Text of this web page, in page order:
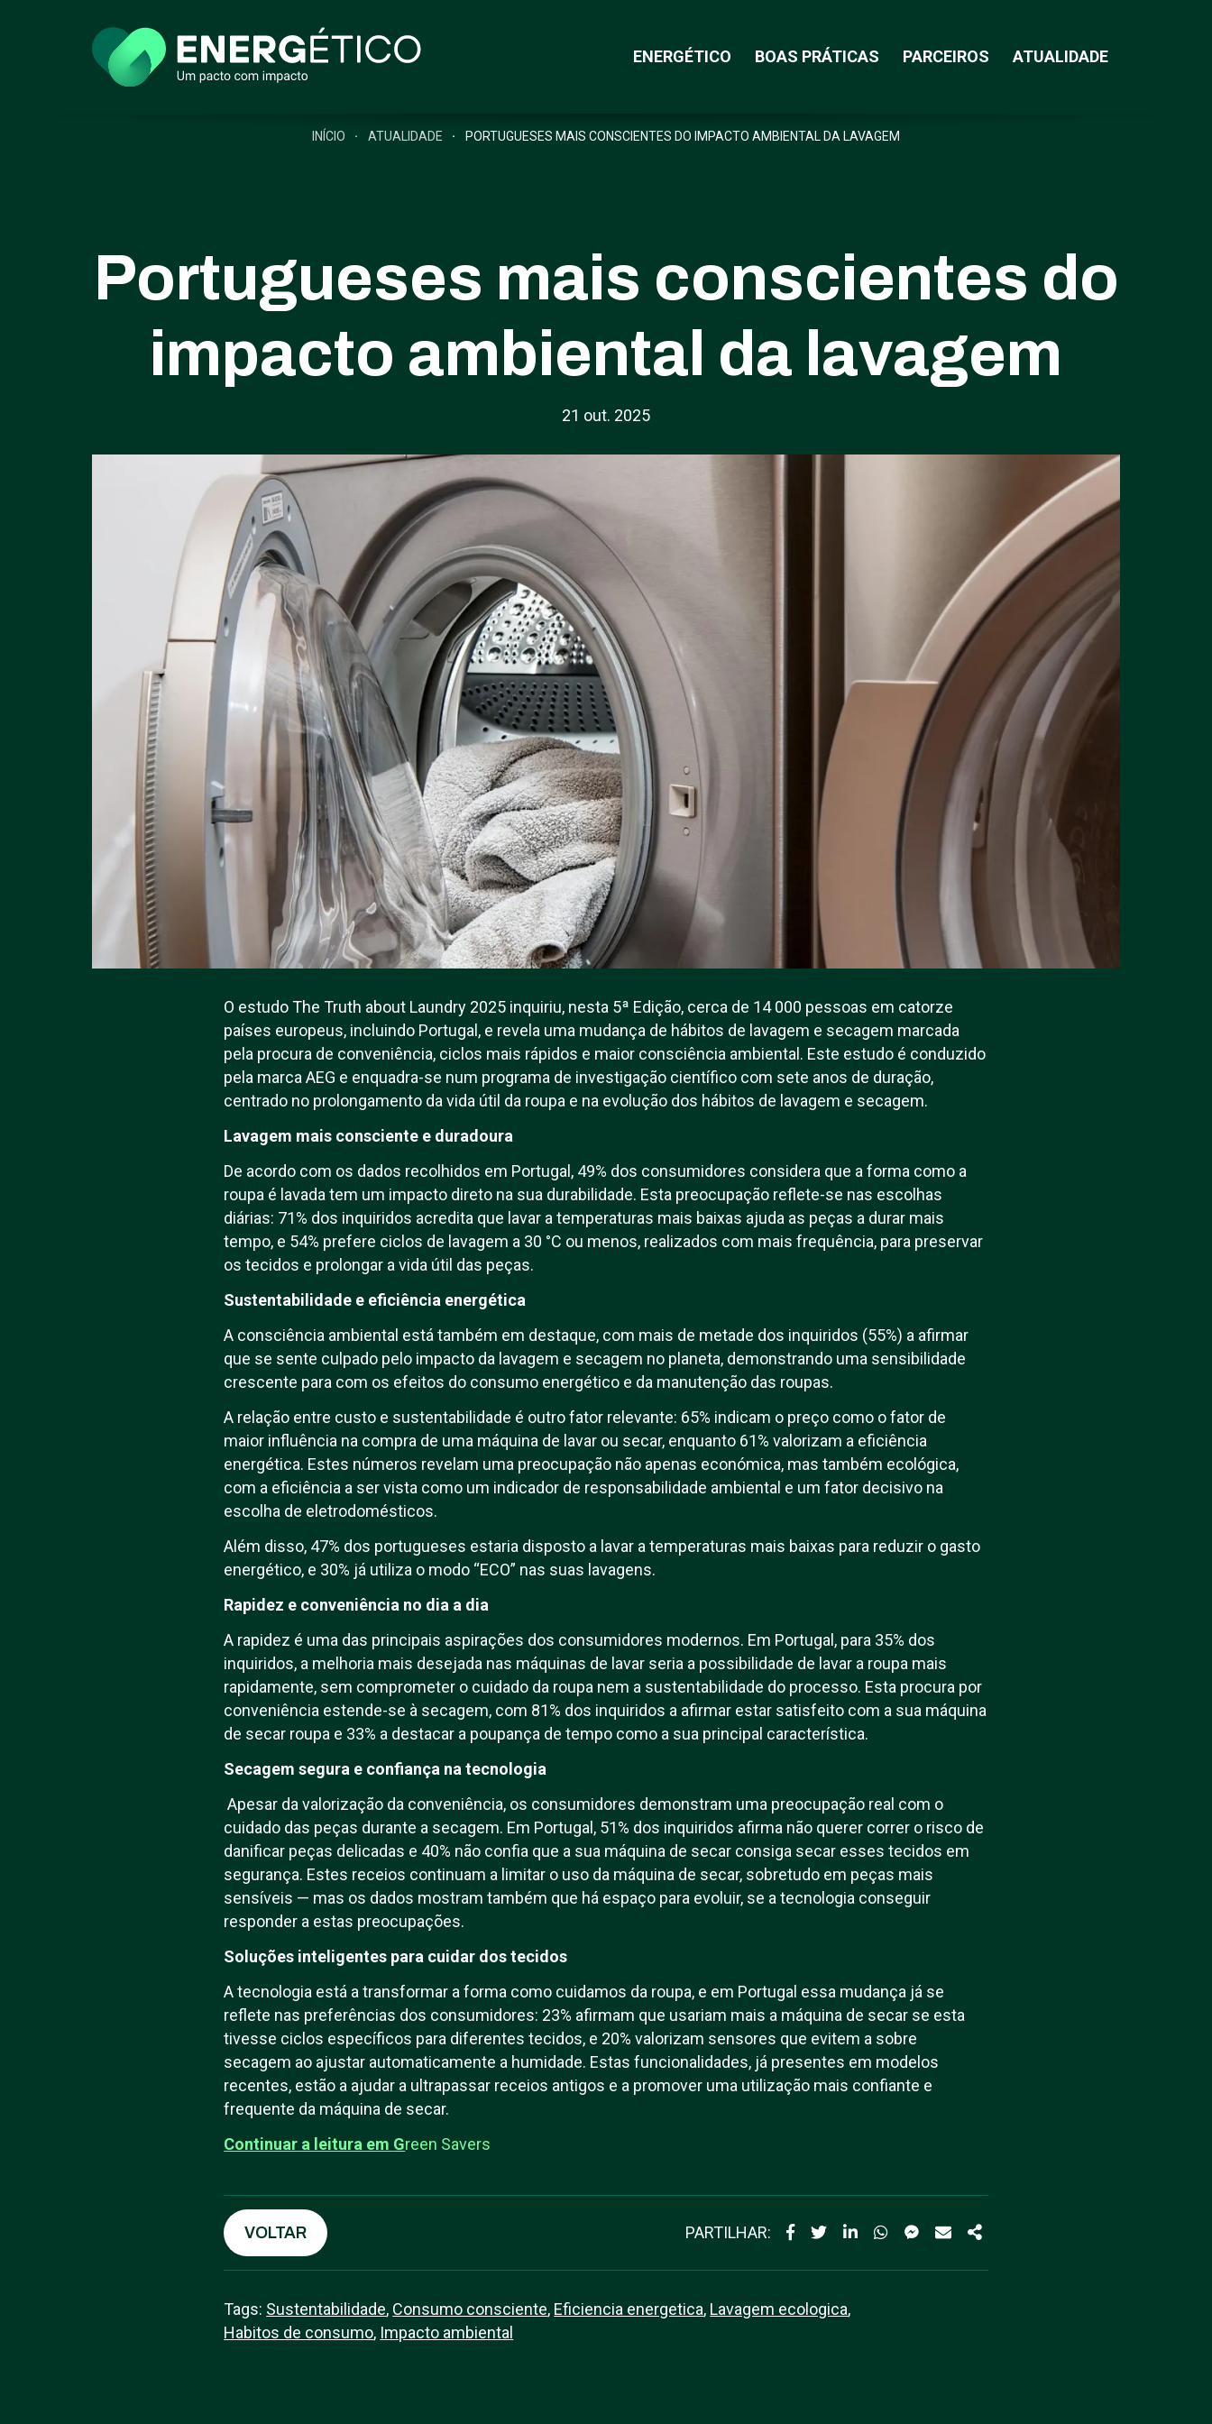
ENERGÉTICO BOAS PRÁTICAS PARCEIROS ATUALIDADE
INÍCIO ATUALIDADE PORTUGUESES MAIS CONSCIENTES DO IMPACTO AMBIENTAL DA LAVAGEM
Portugueses mais conscientes do
impacto ambiental da lavagem
21 out. 2025
O estudo The Truth about Laundry 2025 inquiriu, nesta 5ª Edição, cerca de 14 000 pessoas em catorze
países europeus, incluindo Portugal, e revela uma mudança de hábitos de lavagem e secagem marcada
pela procura de conveniência, ciclos mais rápidos e maior consciência ambiental. Este estudo é conduzido
pela marca AEG e enquadra-se num programa de investigação científico com sete anos de duração,
centrado no prolongamento da vida útil da roupa e na evolução dos hábitos de lavagem e secagem.
Lavagem mais consciente e duradoura
De acordo com os dados recolhidos em Portugal, 49% dos consumidores considera que a forma como a
roupa é lavada tem um impacto direto na sua durabilidade. Esta preocupação reflete-se nas escolhas
diárias: 71% dos inquiridos acredita que lavar a temperaturas mais baixas ajuda as peças a durar mais
tempo, e 54% prefere ciclos de lavagem a 30 °C ou menos, realizados com mais frequência, para preservar
os tecidos e prolongar a vida útil das peças.
Sustentabilidade e eficiência energética
A consciência ambiental está também em destaque, com mais de metade dos inquiridos (55%) a afirmar
que se sente culpado pelo impacto da lavagem e secagem no planeta, demonstrando uma sensibilidade
crescente para com os efeitos do consumo energético e da manutenção das roupas.
A relação entre custo e sustentabilidade é outro fator relevante: 65% indicam o preço como o fator de
maior influência na compra de uma máquina de lavar ou secar, enquanto 61% valorizam a eficiência
energética. Estes números revelam uma preocupação não apenas económica, mas também ecológica,
com a eficiência a ser vista como um indicador de responsabilidade ambiental e um fator decisivo na
escolha de eletrodomésticos.
Além disso, 47% dos portugueses estaria disposto a lavar a temperaturas mais baixas para reduzir o gasto
energético, e 30% já utiliza o modo “ECO” nas suas lavagens.
Rapidez e conveniência no dia a dia
A rapidez é uma das principais aspirações dos consumidores modernos. Em Portugal, para 35% dos
inquiridos, a melhoria mais desejada nas máquinas de lavar seria a possibilidade de lavar a roupa mais
rapidamente, sem comprometer o cuidado da roupa nem a sustentabilidade do processo. Esta procura por
conveniência estende-se à secagem, com 81% dos inquiridos a afirmar estar satisfeito com a sua máquina
de secar roupa e 33% a destacar a poupança de tempo como a sua principal característica.
Secagem segura e confiança na tecnologia
Apesar da valorização da conveniência, os consumidores demonstram uma preocupação real com o
cuidado das peças durante a secagem. Em Portugal, 51% dos inquiridos afirma não querer correr o risco de
danificar peças delicadas e 40% não confia que a sua máquina de secar consiga secar esses tecidos em
segurança. Estes receios continuam a limitar o uso da máquina de secar, sobretudo em peças mais
sensíveis — mas os dados mostram também que há espaço para evoluir, se a tecnologia conseguir
responder a estas preocupações.
Soluções inteligentes para cuidar dos tecidos
A tecnologia está a transformar a forma como cuidamos da roupa, e em Portugal essa mudança já se
reflete nas preferências dos consumidores: 23% afirmam que usariam mais a máquina de secar se esta
tivesse ciclos específicos para diferentes tecidos, e 20% valorizam sensores que evitem a sobre
secagem ao ajustar automaticamente a humidade. Estas funcionalidades, já presentes em modelos
recentes, estão a ajudar a ultrapassar receios antigos e a promover uma utilização mais confiante e
frequente da máquina de secar.
Continuar a leitura em Green Savers
VOLTAR PARTILHAR:
Tags: Sustentabilidade, Consumo consciente, Eficiencia energetica, Lavagem ecologica,
Habitos de consumo, Impacto ambiental